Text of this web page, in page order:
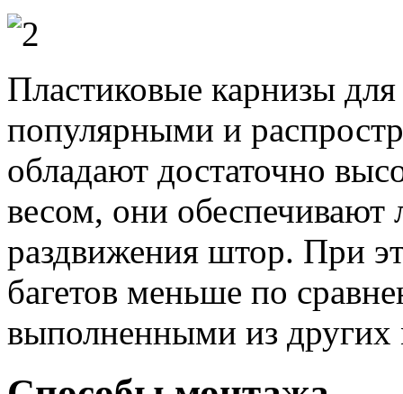
Пластиковые карнизы
популярными и
обладают достаточно
весом, они обеспечивают
раздвижения штор. При
багетов меньше по
выполненными из других